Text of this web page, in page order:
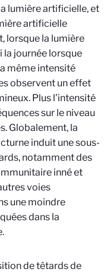
lumière artificielle, et
artificielle
lorsque la lumière
la journée lorsque
même intensité
observent un effet
Plus l’intensité
sur le niveau
Globalement, la
induit une sous-
notamment des
inné et
voies
une moindre
dans la
de têtards de